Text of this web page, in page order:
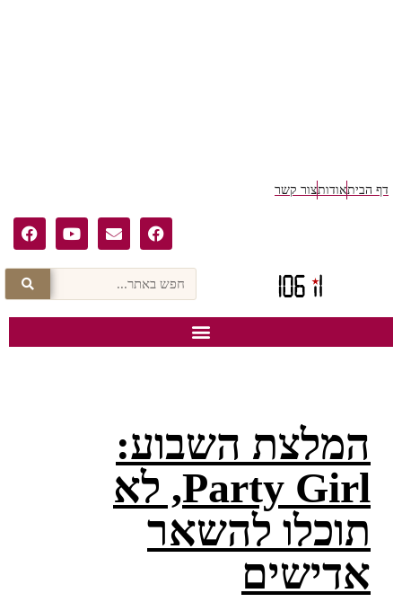
דף הביתאודותצור קשר
המלצת השבוע:
Party Girl, לא
תוכלו להשאר
אדישים